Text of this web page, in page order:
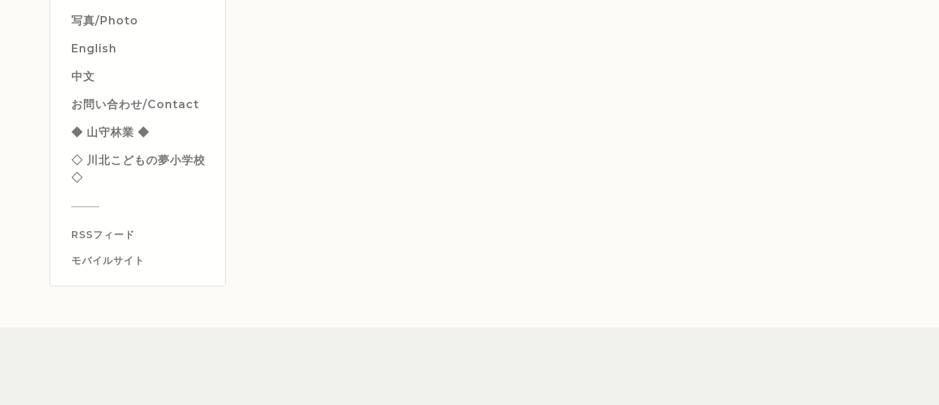
写真/Photo
English
中文
お問い合わせ/Contact
◆ 山守林業 ◆
◇ 川北こどもの夢小学校
◇
RSSフィード
モバイルサイト